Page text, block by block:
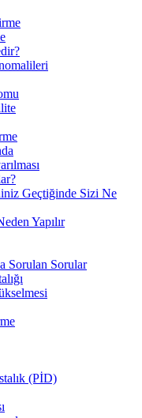
Geçtiğinde Sizi Ne
Yapılır
Sorulan Sorular
(PİD)